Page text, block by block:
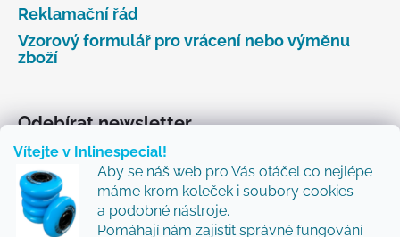
Vítejte v Inlinespecial!
Aby se náš web pro Vás otáčel co nejlépe
máme krom koleček i soubory cookies
a podobné nástroje.
Pomáhají nám zajistit správné fungování
Reklamační řád
Vzorový formulář pro vrácení nebo výměnu
zboží
Odebírat newsletter
Vložte svůj e-mail a my vám budeme zasílat informace
o nových produktech na našem e-shopu.
Přidejte se k nám a my Vám budeme zasílat ty nejlepší
novinky a tipy.